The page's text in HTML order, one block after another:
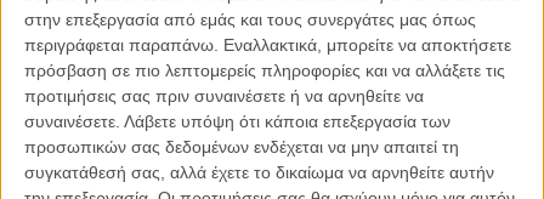
στην επεξεργασία από εμάς και τους συνεργάτες μας όπως
περιγράφεται παραπάνω. Εναλλακτικά, μπορείτε να αποκτήσετε
πρόσβαση σε πιο λεπτομερείς πληροφορίες και να αλλάξετε τις
προτιμήσεις σας πριν συναινέσετε ή να αρνηθείτε να
συναινέσετε. Λάβετε υπόψη ότι κάποια επεξεργασία των
προσωπικών σας δεδομένων ενδέχεται να μην απαιτεί τη
συγκατάθεσή σας, αλλά έχετε το δικαίωμα να αρνηθείτε αυτήν
δεκατεσσάρων μηνών ο παραπάνω στόχος έχει επιτευχθεί
απολύτως, καθώς πέρα από την πλήρη εφαρμογή του Ν. 3905/10
και το οικονομικό νοικοκύρεμα του Ε.Κ.Κ. εξασφαλίστηκαν και πολύ
σημαντικές υποδομές για την άρτια λειτουργία του. Δεν θα μπορούσα
ωστόσο να μην επισημάνω το γεγονός ότι σχεδόν για κάθε απόφαση
του παρόντος Δ.Σ. του Ε.Κ.Κ. η οποία απέβλεπε στην εφαρμογή του
ισχύοντος νομικού πλαισίου, υπήρξαν ισχυρές αντιδράσεις είτε από
φορείς της κινηματογραφικής κοινότητας, είτε από εργαζόμενους του